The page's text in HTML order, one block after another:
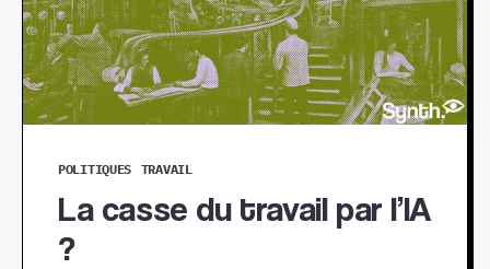
POLITIQUES TRAVAIL
La casse du travail par l’IA
?